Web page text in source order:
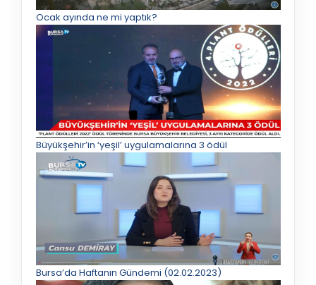
Ocak ayında ne mi yaptık?
Büyükşehir’in ‘yeşil’ uygulamalarına 3 ödül
Bursa’da Haftanın Gündemi (02.02.2023)